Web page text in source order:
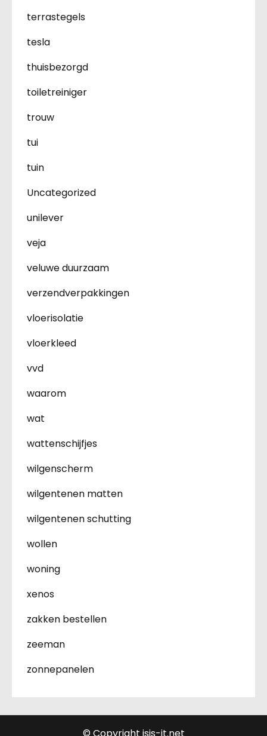
terrastegels
tesla
thuisbezorgd
toiletreiniger
trouw
tui
tuin
Uncategorized
unilever
veja
veluwe duurzaam
verzendverpakkingen
vloerisolatie
vloerkleed
vvd
waarom
wat
wattenschijfjes
wilgenscherm
wilgentenen matten
wilgentenen schutting
wollen
woning
xenos
zakken bestellen
zeeman
zonnepanelen